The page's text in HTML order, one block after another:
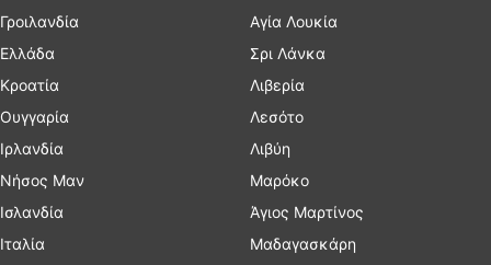
Γροιλανδία
Ελλάδα
Κροατία
Ουγγαρία
Ιρλανδία
Νήσος Μαν
Ισλανδία
Ιταλία
Αγία Λουκία
Σρι Λάνκα
Λιβερία
Λεσότο
Λιβύη
Μαρόκο
Άγιος Μαρτίνος
Μαδαγασκάρη